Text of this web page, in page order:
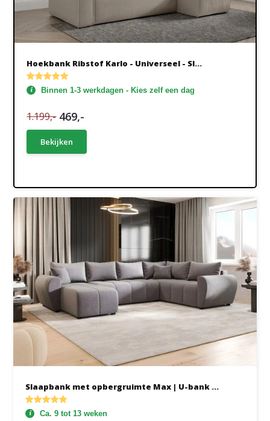
Hoekbank Ribstof Karlo - Universeel - Sl...
Binnen 1-3 werkdagen - Kies zelf een dag
1.199,- 469,-
Bekijken
Slaapbank met opbergruimte Max | U-bank ...
Ca. 9 tot 13 weken